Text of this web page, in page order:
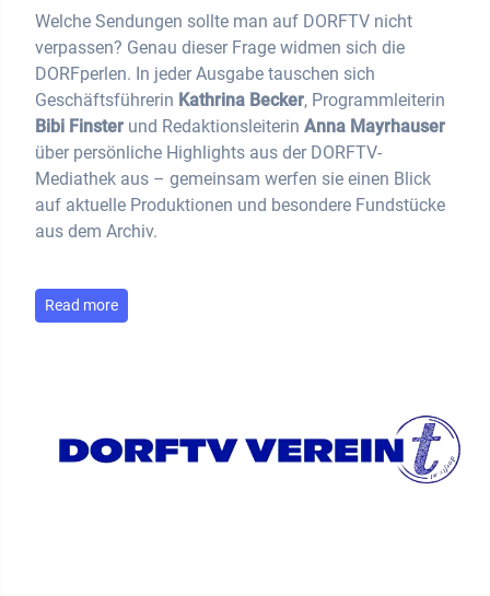
Welche Sendungen sollte man auf DORFTV nicht
verpassen? Genau dieser Frage widmen sich die
DORFperlen. In jeder Ausgabe tauschen sich
Geschäftsführerin Kathrina Becker, Programmleiterin
Bibi Finster und Redaktionsleiterin Anna Mayrhauser
über persönliche Highlights aus der DORFTV-
Mediathek aus – gemeinsam werfen sie einen Blick
auf aktuelle Produktionen und besondere Fundstücke
aus dem Archiv.
Read more